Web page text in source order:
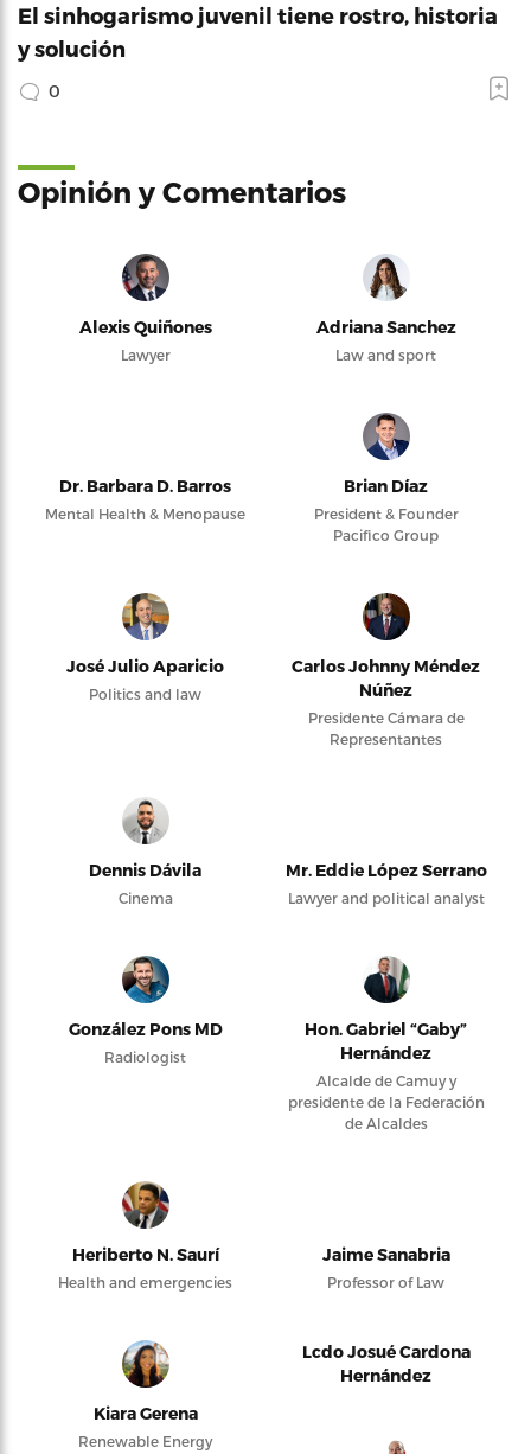
El sinhogarismo juvenil tiene rostro, historia
y solución
0
Opinión y Comentarios
Alexis Quiñones
Lawyer
Adriana Sanchez
Law and sport
Dr. Barbara D. Barros
Mental Health & Menopause
Brian Díaz
President & Founder
Pacifico Group
José Julio Aparicio
Politics and law
Carlos Johnny Méndez
Núñez
Presidente Cámara de
Representantes
Dennis Dávila
Cinema
Mr. Eddie López Serrano
Lawyer and political analyst
González Pons MD
Radiologist
Hon. Gabriel “Gaby”
Hernández
Alcalde de Camuy y
presidente de la Federación
de Alcaldes
Heriberto N. Saurí
Health and emergencies
Jaime Sanabria
Professor of Law
Kiara Gerena
Renewable Energy
Lcdo Josué Cardona
Hernández